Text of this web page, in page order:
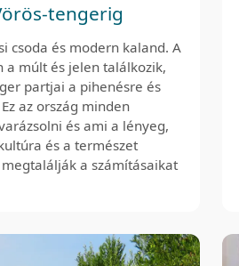
tengerig
csoda és modern kaland. A
a múlt és jelen találkozik,
partjai a pihenésre és
az ország minden
és ami a lényeg,
és a természet
a számításaikat